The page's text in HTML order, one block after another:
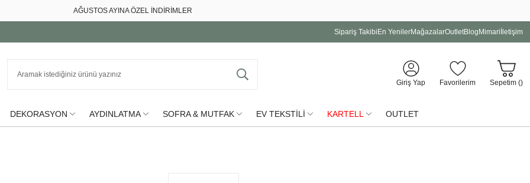
AĞUSTOS AYINA ÖZEL İNDİRİMLER
Sipariş Takibi En YenilerMağazalarOutletBlog Mimari İletişim
Giriş Yap Favorilerim Sepetim ()
DEKORASYON AYDINLATMA SOFRA & MUTFAK EV TEKSTİLİ KARTELL OUTLET